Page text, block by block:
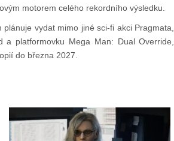
motorem celého rekordního výsledku.
vydat mimo jiné sci-fi akci Pragmata,
a platformovku Mega Man: Dual Override,
do března 2027.